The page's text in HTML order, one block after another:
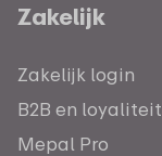
Zakelijk
Zakelijk login
B2B en loyaliteit
Mepal Pro